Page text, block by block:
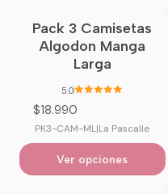
Pack 3 Camisetas
Algodon Manga
Larga
5.0
$18.990
PK3-CAM-ML|La Pascalle
Ver opciones